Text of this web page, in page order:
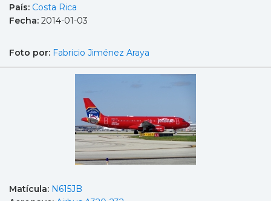
País: Costa Rica
Fecha: 2014-01-03
Foto por: Fabricio Jiménez Araya
Matícula: N615JB